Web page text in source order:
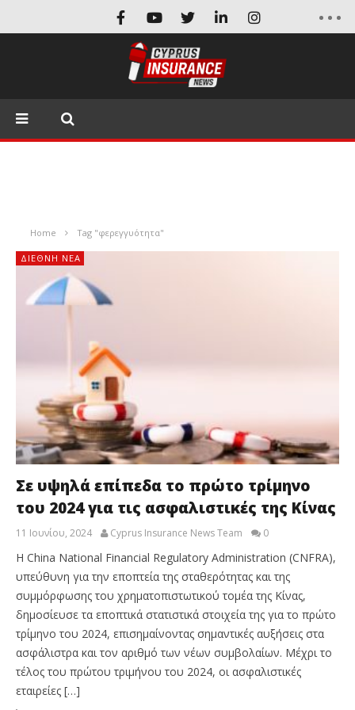
Home Tag "φερεγγυότητα"
ΔΙΕΘΝΉ ΝΈΑ
Σε υψηλά επίπεδα το πρώτο τρίμηνο
του 2024 για τις ασφαλιστικές της Κίνας
11 Ιουνίου, 2024 Cyprus Insurance News Team 0
Η China National Financial Regulatory Administration (CNFRA),
υπεύθυνη για την εποπτεία της σταθερότητας και της
συμμόρφωσης του χρηματοπιστωτικού τομέα της Κίνας,
δημοσίευσε τα εποπτικά στατιστικά στοιχεία της για το πρώτο
τρίμηνο του 2024, επισημαίνοντας σημαντικές αυξήσεις στα
ασφάλιστρα και τον αριθμό των νέων συμβολαίων. Μέχρι το
τέλος του πρώτου τριμήνου του 2024, οι ασφαλιστικές
εταιρείες […]